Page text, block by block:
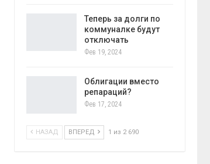
Теперь за долги по
коммуналке будут
отключать
Фев 19, 2024
Облигации вместо
репараций?
Фев 17, 2024
НАЗАД ВПЕРЕД 1 из 2 690